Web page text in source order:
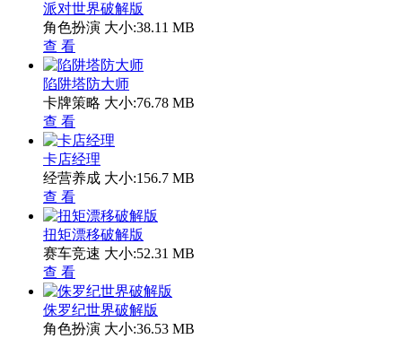
派对世界破解版
角色扮演 大小:38.11 MB
查 看
陷阱塔防大师
卡牌策略 大小:76.78 MB
查 看
卡店经理
经营养成 大小:156.7 MB
查 看
扭矩漂移破解版
赛车竞速 大小:52.31 MB
查 看
侏罗纪世界破解版
角色扮演 大小:36.53 MB